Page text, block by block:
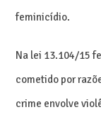
feminicídio.
Na lei 13.104/15
cometido por
crime envolve